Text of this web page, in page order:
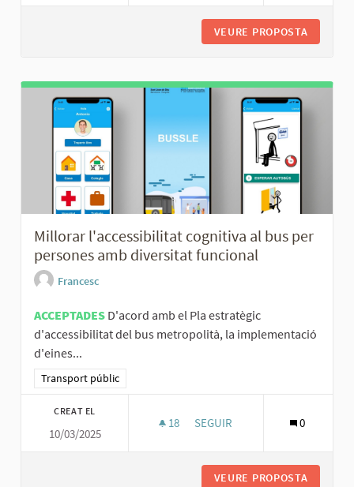
VEURE PROPOSTA
Millorar l'accessibilitat cognitiva al bus per
persones amb diversitat funcional
Francesc
ACCEPTADES D'acord amb el Pla estratègic
d'accessibilitat del bus metropolità, la implementació
d'eines...
Resultats al filtrar per la categoria: Transport públic
Transport públic
CREAT EL
10/03/2025
18 18 SEGUIDORES
SEGUIR 0
VEURE PROPOSTA